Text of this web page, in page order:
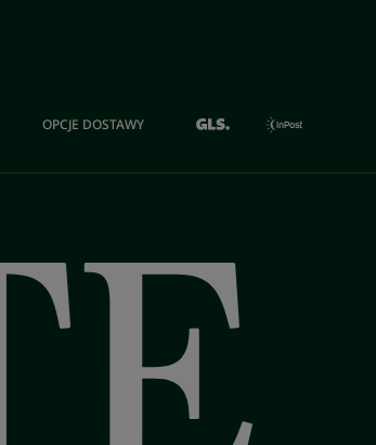
OPCJE DOSTAWY